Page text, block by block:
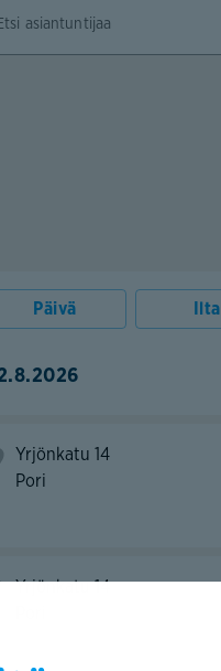
Päivä Ilta
Yrjönkatu 14
Pori
Yrjönkatu 14